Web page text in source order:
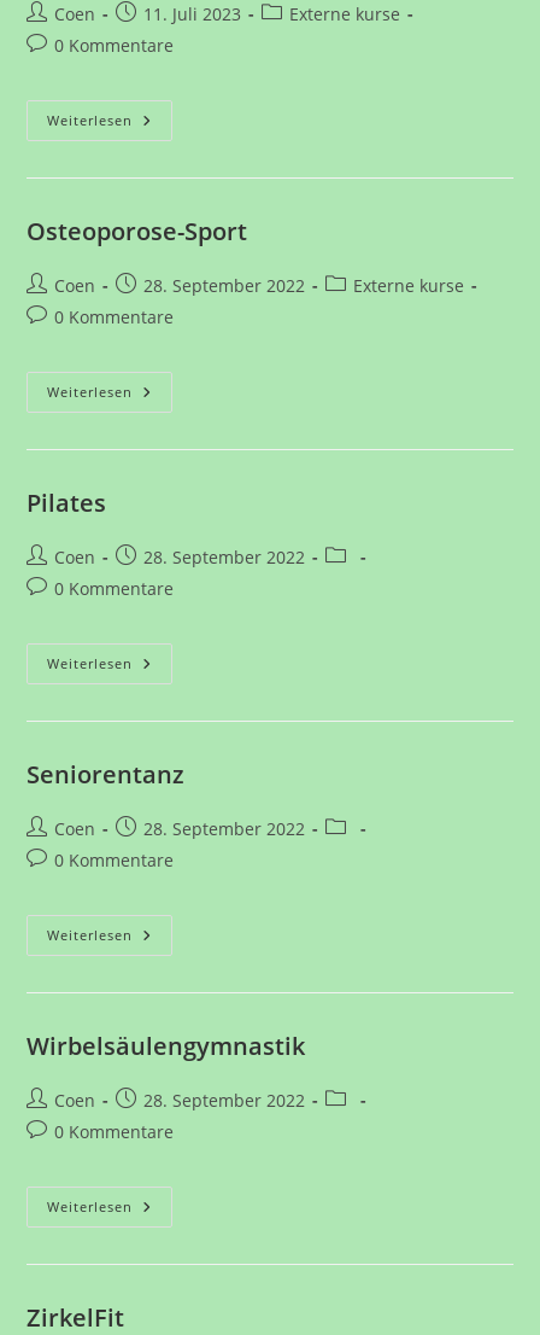
Beitrags-
Autor:
Coen
Beitrag
veröffentlicht:
11. Juli 2023
Beitrags-
Externe kurse
Beitrags-
0 Kommentare
Weiterlesen Project
Dxnce
Osteoporose-Sport
Beitrags-
Autor:
Coen
Beitrag
veröffentlicht:
28. September 2022
Beitrags-
Externe kurse
Beitrags-
0 Kommentare
Weiterlesen Osteoporose-
Sport
Pilates
Beitrags-
Autor:
Coen
Beitrag
veröffentlicht:
28. September 2022
Beitrags-
Beitrags-
0 Kommentare
Weiterlesen Pilates
Seniorentanz
Beitrags-
Autor:
Coen
Beitrag
veröffentlicht:
28. September 2022
Beitrags-
Beitrags-
0 Kommentare
Weiterlesen Seniorentanz
Wirbelsäulengymnastik
Beitrags-
Autor:
Coen
Beitrag
veröffentlicht:
28. September 2022
Beitrags-
Beitrags-
0 Kommentare
Weiterlesen Wirbelsäulengymnastik
ZirkelFit